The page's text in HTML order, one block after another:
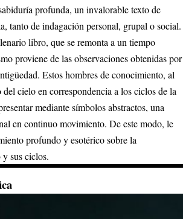
profunda, un invalorable texto de
tanto de indagación personal, grupal o social.
libro, que se remonta a un tiempo
proviene de las observaciones obtenidas por
Estos hombres de conocimiento, al
cielo en correspondencia a los ciclos de la
mediante símbolos abstractos, una
en continuo movimiento. De este modo, le
profundo y esotérico sobre la
sus ciclos.